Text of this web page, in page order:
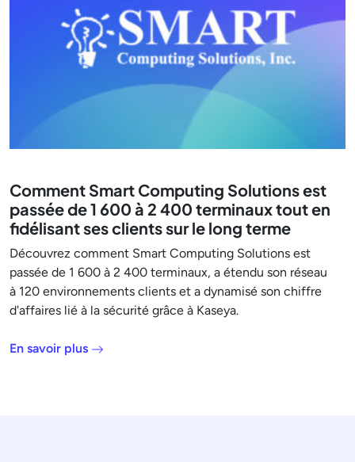
Comment Smart Computing Solutions est
passée de 1 600 à 2 400 terminaux tout en
fidélisant ses clients sur le long terme
Découvrez comment Smart Computing Solutions est
passée de 1 600 à 2 400 terminaux, a étendu son réseau
à 120 environnements clients et a dynamisé son chiffre
d'affaires lié à la sécurité grâce à Kaseya.
En savoir plus